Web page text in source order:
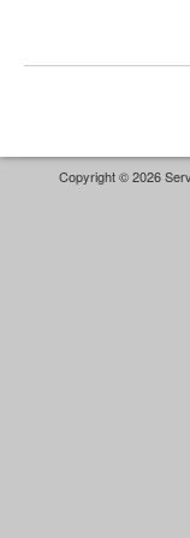
Copyright © 2026